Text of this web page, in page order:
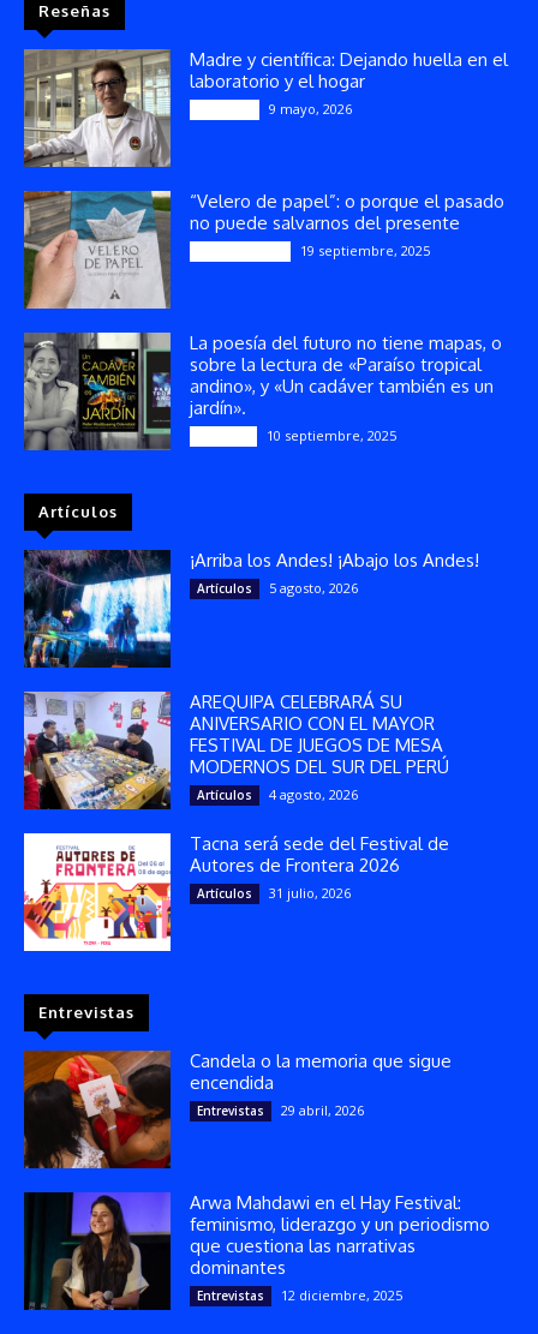
Reseñas
Madre y científica: Dejando huella en el
laboratorio y el hogar
9 mayo, 2026
“Velero de papel”: o porque el pasado
no puede salvarnos del presente
19 septiembre, 2025
La poesía del futuro no tiene mapas, o
sobre la lectura de «Paraíso tropical
andino», y «Un cadáver también es un
jardín».
10 septiembre, 2025
Artículos
¡Arriba los Andes! ¡Abajo los Andes!
Artículos 5 agosto, 2026
AREQUIPA CELEBRARÁ SU
ANIVERSARIO CON EL MAYOR
FESTIVAL DE JUEGOS DE MESA
MODERNOS DEL SUR DEL PERÚ
Artículos 4 agosto, 2026
Tacna será sede del Festival de
Autores de Frontera 2026
Artículos 31 julio, 2026
Entrevistas
Candela o la memoria que sigue
encendida
Entrevistas 29 abril, 2026
Arwa Mahdawi en el Hay Festival:
feminismo, liderazgo y un periodismo
que cuestiona las narrativas
dominantes
Entrevistas 12 diciembre, 2025